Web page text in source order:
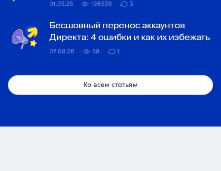
01.05.25 198539 3
Бесшовный перенос аккаунтов
Директа: 4 ошибки и как их избежать
07.08.26 58 1
Ко всем статьям